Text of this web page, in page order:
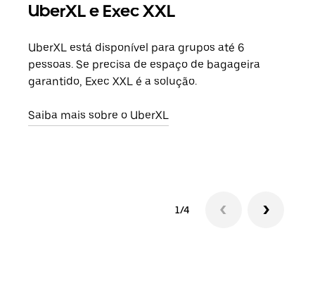
UberXL e Exec XXL
UberXL está disponível para grupos até 6
pessoas. Se precisa de espaço de bagageira
garantido, Exec XXL é a solução.
Saiba mais sobre o UberXL
1/4